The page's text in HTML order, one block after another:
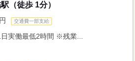
（徒歩 1分）
交通費一部支給
実働最低2時間 ※残業...